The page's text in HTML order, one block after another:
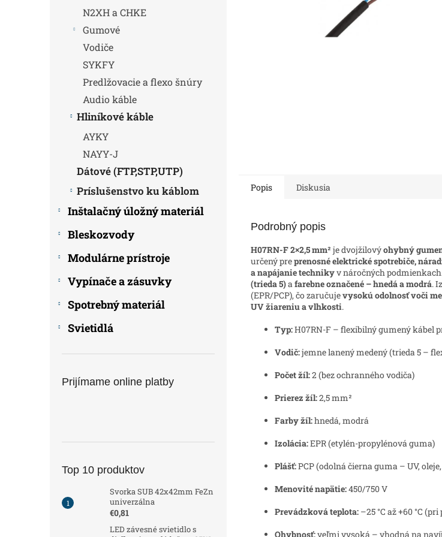
N2XH a CHKE
Gumové
Vodiče
SYKFY
Predlžovacie a flexo šnúry
Audio káble
Hliníkové káble
AYKY
NAYY-J
Dátové (FTP,STP,UTP)
Príslušenstvo ku káblom
Inštalačný úložný materiál
Bleskozvody
Modulárne prístroje
Vypínače a zásuvky
Spotrebný materiál
Svietidlá
Prijímame online platby
Top 10 produktov
Svorka SUB 42x42mm FeZn
univerzálna
€0,81
LED závesné svietidlo s
Popis Diskusia
Podrobný popis
H07RN-F 2×2,5 mm² je dvojžilovýohybný
určený preprenosné elektrické spotrebiče,
a napájanie technikyv náročných
(trieda 5)afarebne označené – hnedá a modrá.
(EPR/PCP), čo zaručujevysokú odolnosť voči
UV žiareniu a vlhkosti.
Typ:H07RN-F – flexibilný gumený kábel
Vodič:jemne lanený medený (trieda 5 –
Počet žíl:2 (bez ochranného vodiča)
Prierez žíl:2,5 mm²
Farby žíl:hnedá, modrá
Izolácia:EPR (etylén-propylénová guma)
Plášť:PCP (odolná čierna guma – UV,
Menovité napätie:450/750 V
Prevádzková teplota: –25 °C až +60 °C
Ohybnosť:veľmi vysoká – vhodná na